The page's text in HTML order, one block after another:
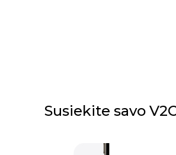
Susiekite savo